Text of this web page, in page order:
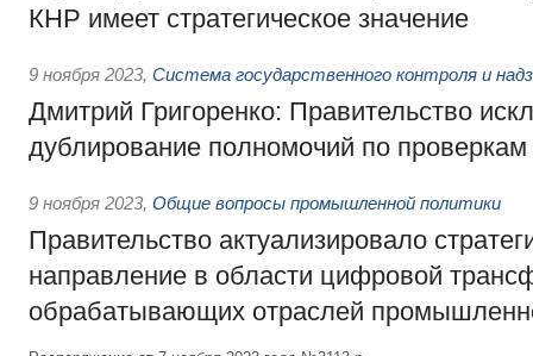
КНР имеет стратегическое значение
9 ноября 2023, Система государственного контроля и
Дмитрий Григоренко: Правительство
дублирование полномочий по проверкам
9 ноября 2023, Общие вопросы промышленной политики
Правительство актуализировало
направление в области цифровой
обрабатывающих отраслей